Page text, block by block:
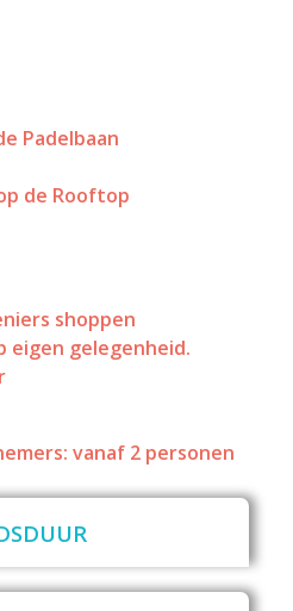
Padelbaan
de Rooftop
shoppen
eigen gelegenheid.
vanaf 2 personen